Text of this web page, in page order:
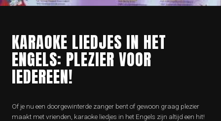
KARAOKE LIEDJES IN HET
ENGELS: PLEZIER VOOR
IEDEREEN!
Of je nu een doorgewinterde zanger bent of gewoon graag plezier
maakt met vrienden, karaoke liedjes in het Engels zijn altijd een hit!